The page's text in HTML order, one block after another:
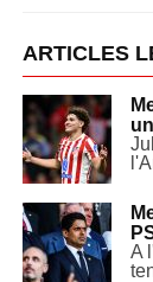
ARTICLES
A